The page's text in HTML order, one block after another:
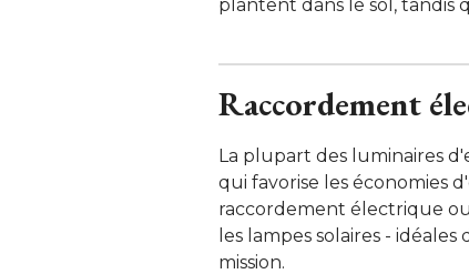
plantent dans le sol, tandis
Raccordement
La plupart des luminaires
qui favorise les économies
raccordement électrique
les lampes solaires -
mission.